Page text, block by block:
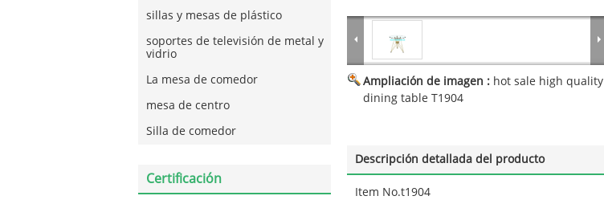
sillas y mesas de plástico
soportes de televisión de metal y
vidrio
La mesa de comedor
mesa de centro
Silla de comedor
Certificación
Ampliación de imagen : hot sale high quality
dining table T1904
Descripción detallada del producto
Item No.t1904